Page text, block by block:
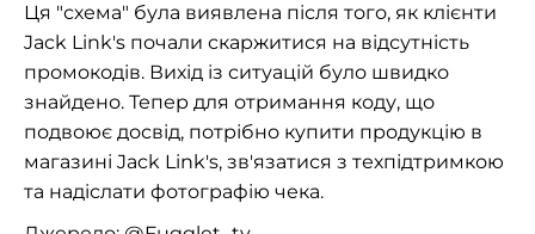
Ця "схема" була виявлена після того, як клієнти
Jack Link's почали скаржитися на відсутність
промокодів. Вихід із ситуацій було швидко
знайдено. Тепер для отримання коду, що
подвоює досвід, потрібно купити продукцію в
магазині Jack Link's, зв'язатися з техпідтримкою
та надіслати фотографію чека.